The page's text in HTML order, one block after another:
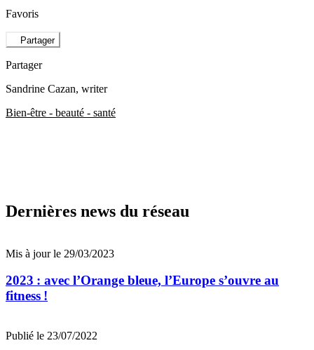
Favoris
Partager
Partager
Sandrine Cazan, writer
Bien-être - beauté - santé
Dernières news du réseau
Mis à jour le 29/03/2023
2023 : avec l’Orange bleue, l’Europe s’ouvre au
fitness !
Publié le 23/07/2022